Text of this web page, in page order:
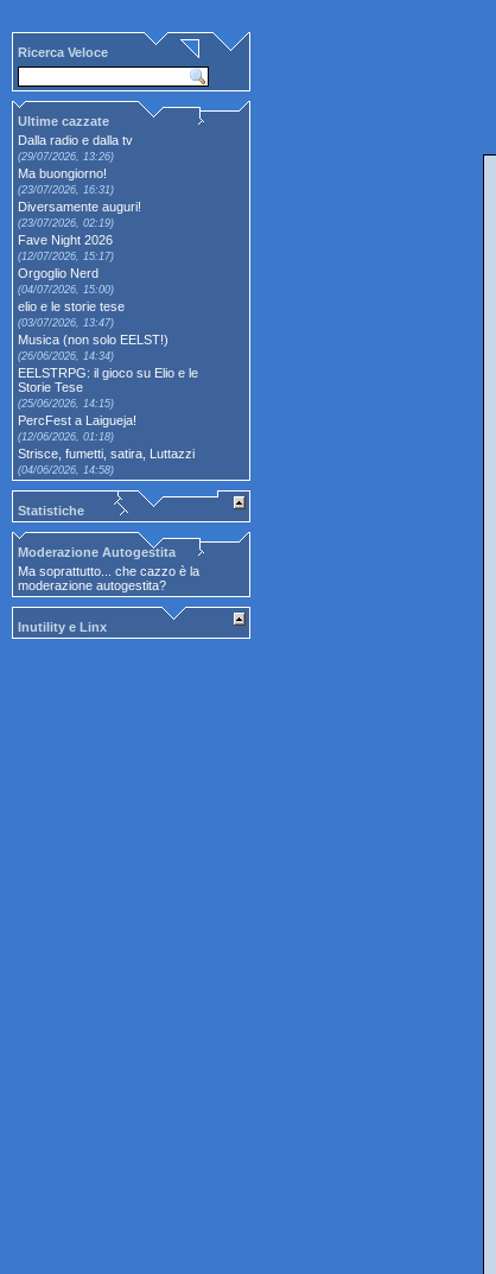
Ricerca Veloce
Ultime cazzate
Dalla radio e dalla tv
(29/07/2026, 13:26)
Ma buongiorno!
(23/07/2026, 16:31)
Diversamente auguri!
(23/07/2026, 02:19)
Fave Night 2026
(12/07/2026, 15:17)
Orgoglio Nerd
(04/07/2026, 15:00)
elio e le storie tese
(03/07/2026, 13:47)
Musica (non solo EELST!)
(26/06/2026, 14:34)
EELSTRPG: il gioco su Elio e le
Storie Tese
(25/06/2026, 14:15)
PercFest a Laigueja!
(12/06/2026, 01:18)
Strisce, fumetti, satira, Luttazzi
(04/06/2026, 14:58)
Statistiche
Moderazione Autogestita
Ma soprattutto... che cazzo è la
moderazione autogestita?
Inutility e Linx